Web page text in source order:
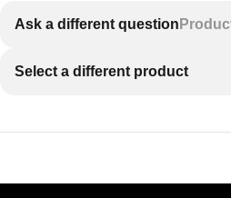
Ask a different question
Select a different product